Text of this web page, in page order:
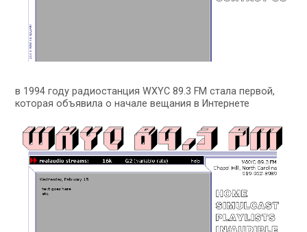
в 1994 году радиостанция WXYC 89.3 FM стала первой,
которая объявила о начале вещания в Интернете